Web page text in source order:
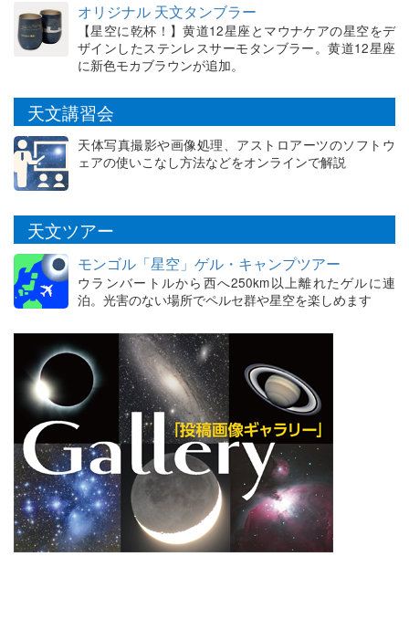
オリジナル 天文タンブラー
【星空に乾杯！】黄道12星座とマウナケアの星空をデ
ザインしたステンレスサーモタンブラー。黄道12星座
に新色モカブラウンが追加。
天文講習会
天体写真撮影や画像処理、アストロアーツのソフトウ
ェアの使いこなし方法などをオンラインで解説
天文ツアー
モンゴル「星空」ゲル・キャンプツアー
ウランバートルから西へ250km以上離れたゲルに連
泊。光害のない場所でペルセ群や星空を楽しめます